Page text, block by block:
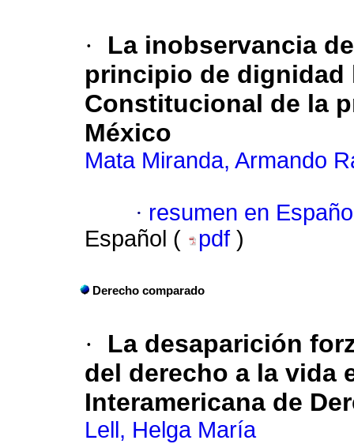
·
La inobservancia
principio de dignidad
Constitucional de la
México
Mata Miranda, Armando
· resumen en
Español (
pdf )
Derecho comparado
·
La desaparición
del derecho a la vida
Interamericana de
Lell, Helga María